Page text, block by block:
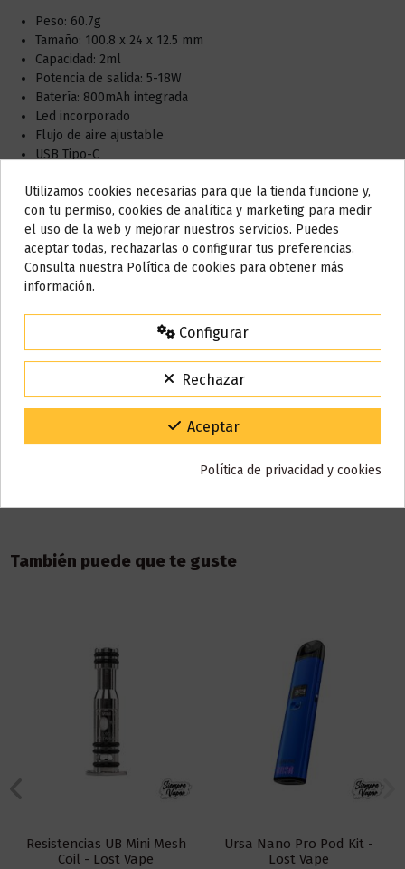
Peso: 60.7g
Tamaño: 100.8 x 24 x 12.5 mm
Capacidad: 2ml
Potencia de salida: 5-18W
Batería: 800mAh integrada
Led incorporado
Flujo de aire ajustable
USB Tipo-C
Material: aleación de zinc
Qué incluye:
1x Ursa Nano Pod System
1x Pod (2ml) - 0.8ohm
Detalles del producto
También puede que te guste
Resistencias UB Mini Mesh
Coil - Lost Vape
Ursa Nano Pro Pod Kit -
Lost Vape
Do not show again.
AVISO IMPORTANTE
Nos tomamos unos días
Todos los pedidos realizados desde el
15% de descuento
Para agradecerte la espera durante estos días.
Código:VACACIONES15
Gracias por tu paciencia y por seguir confiando en nosotros.
Utilizamos cookies necesarias para que la tienda funcione y,
con tu permiso, cookies de analítica y marketing para medir
el uso de la web y mejorar nuestros servicios. Puedes
aceptar todas, rechazarlas o configurar tus preferencias.
Consulta nuestra Política de cookies para obtener más
información.
Configurar
Rechazar
Aceptar
Política de privacidad y cookies